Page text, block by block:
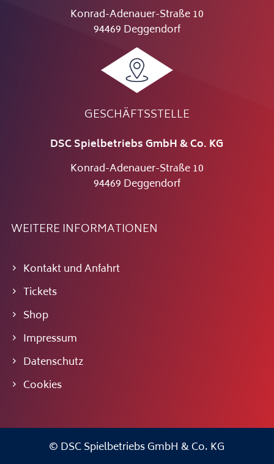
Konrad-Adenauer-Straße 10
94469 Deggendorf
GESCHÄFTSSTELLE
DSC Spielbetriebs GmbH & Co. KG
Konrad-Adenauer-Straße 10
94469 Deggendorf
WEITERE INFORMATIONEN
Kontakt und Anfahrt
Tickets
Shop
Impressum
Datenschutz
Cookies
© DSC Spielbetriebs GmbH & Co. KG